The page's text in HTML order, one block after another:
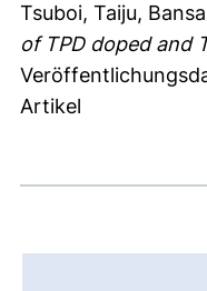
Tsuboi, Taiju,
of TPD doped and
Artikel